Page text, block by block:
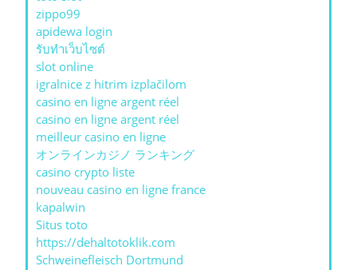
zippo99
apidewa login
รับทําเว็บไซต์
slot online
igralnice z hitrim izplačilom
casino en ligne argent réel
casino en ligne argent réel
meilleur casino en ligne
オンラインカジノ ランキング
casino crypto liste
nouveau casino en ligne france
kapalwin
Situs toto
https://dehaltotoklik.com
Schweinefleisch Dortmund